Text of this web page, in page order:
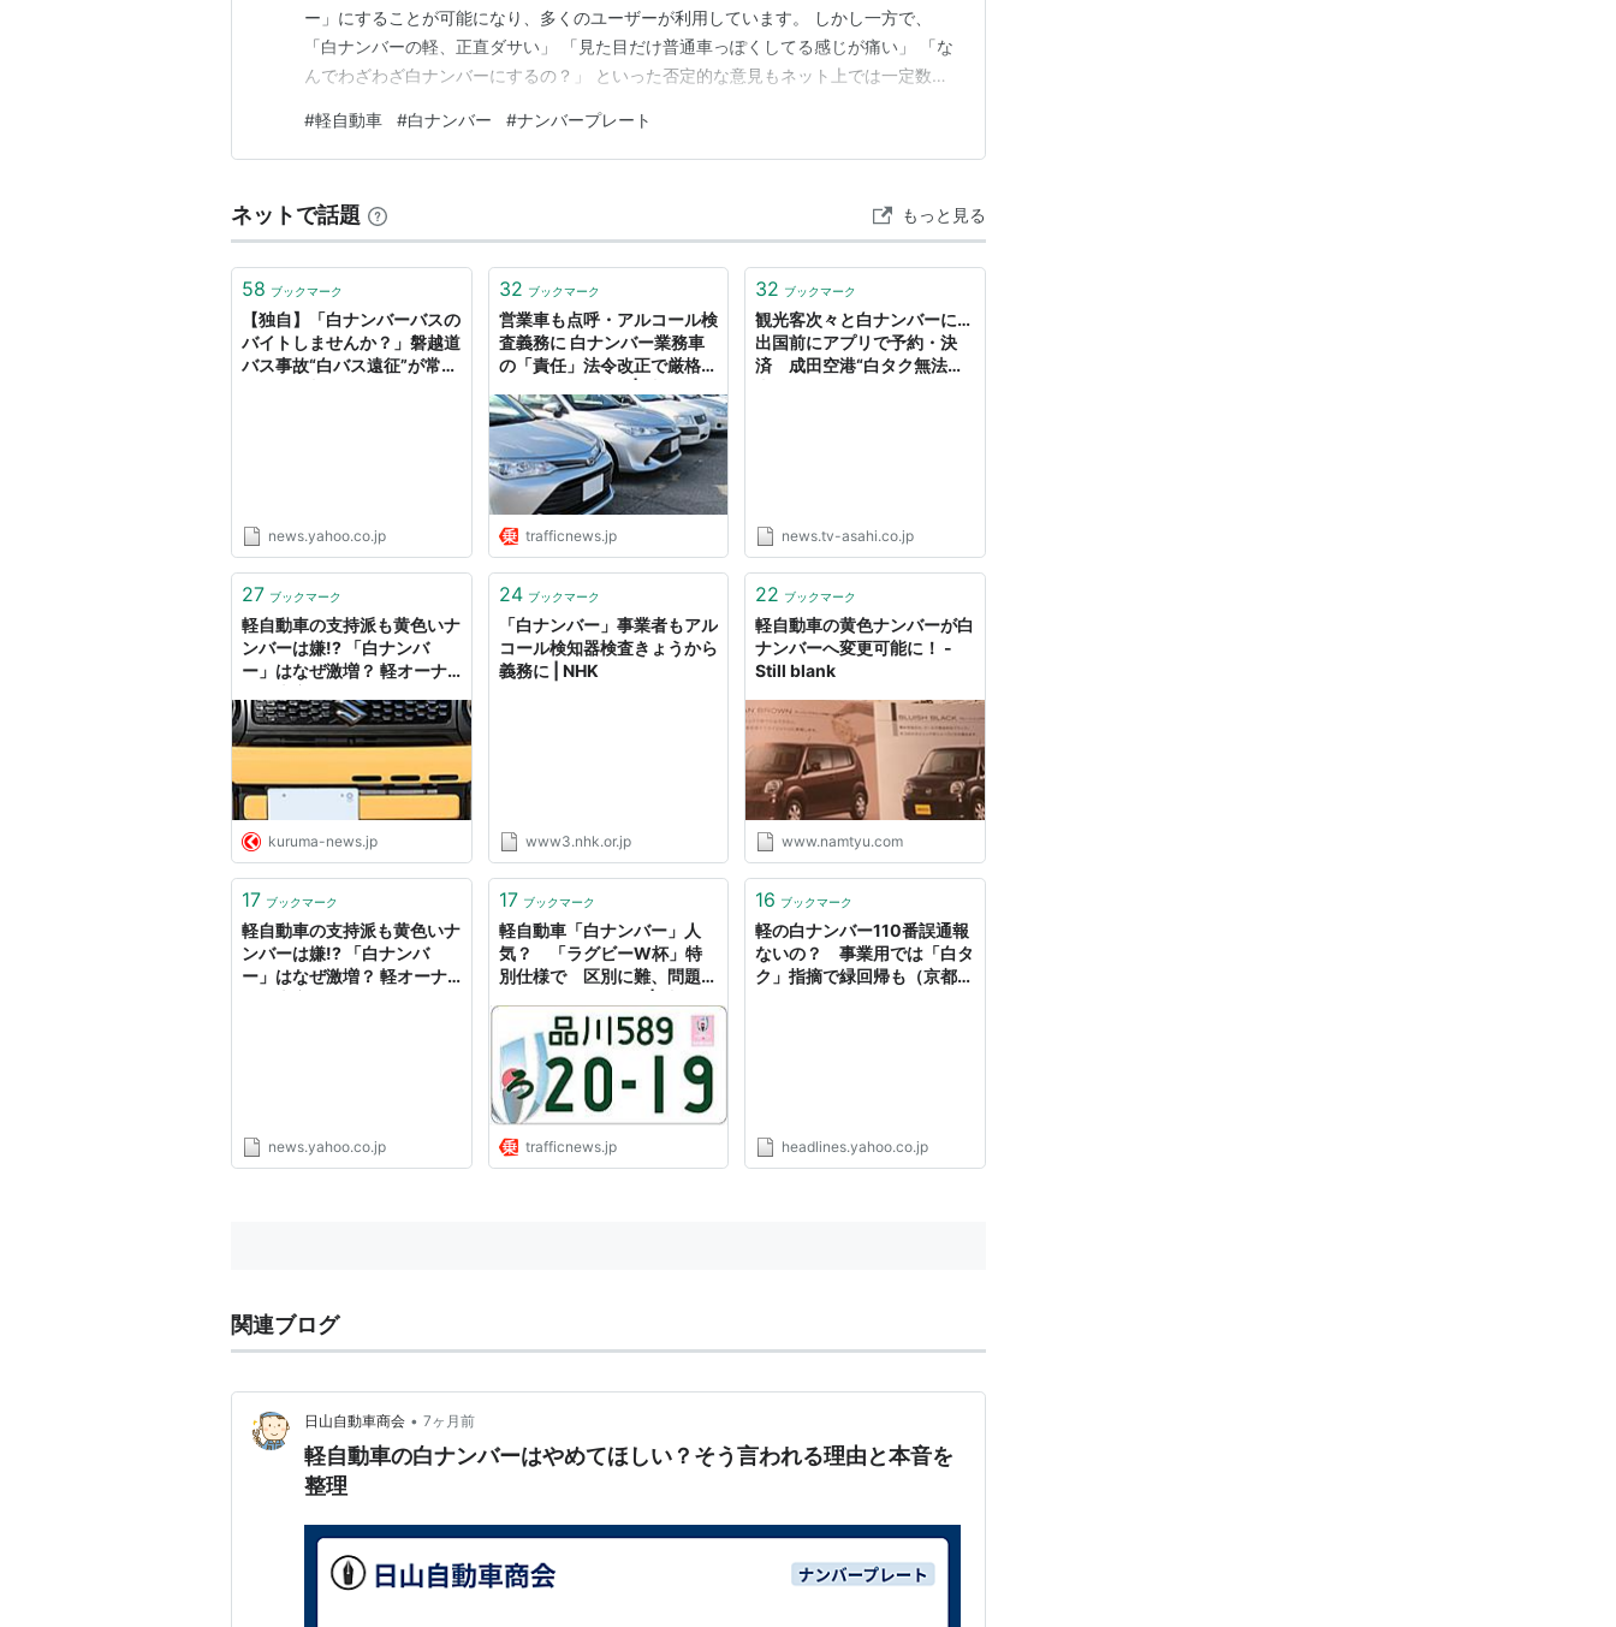
ー」にすることが可能になり、多くのユーザーが利用しています。 しかし一方で、
「白ナンバーの軽、正直ダサい」 「見た目だけ普通車っぽくしてる感じが痛い」 「な
んでわざわざ白ナンバーにするの？」 といった否定的な意見もネット上では一定数見
景、実際のところどうなのか？というリアルな評価と冷静な視点をわかりやすく解説し
ます。 軽自動車の白ナンバーが「ダサい」と言われる理由 …
#軽自動車 #白ナンバー #ナンバープレート
ネットで話題 もっと見る
58 ブックマーク
【独自】「白ナンバーバスの
バイトしませんか？」磐越道
バス事故“白バス遠征”が常態
news.yahoo.co.jp
32 ブックマーク
営業車も点呼・アルコール検
査義務に 白ナンバー業務車
の「責任」法令改正で厳格化
ニュース
trafficnews.jp
32 ブックマーク
観光客次々と白ナンバーに…
出国前にアプリで予約・決
済 成田空港“白タク無法地
news.tv-asahi.co.jp
27 ブックマーク
軽自動車の支持派も黄色いナ
ンバーは嫌!? 「白ナンバ
ー」はなぜ激増？ 軽オーナ
kuruma-news.jp
24 ブックマーク
「白ナンバー」事業者もアル
コール検知器検査きょうから
義務に | NHK
www3.nhk.or.jp
22 ブックマーク
軽自動車の黄色ナンバーが白
ナンバーへ変更可能に！ -
Still blank
www.namtyu.com
17 ブックマーク
軽自動車の支持派も黄色いナ
ンバーは嫌!? 「白ナンバ
ー」はなぜ激増？ 軽オーナ
news.yahoo.co.jp
17 ブックマーク
軽自動車「白ナンバー」人
気？ 「ラグビーW杯」特
別仕様で 区別に難、問題
のニュース
trafficnews.jp
16 ブックマーク
軽の白ナンバー110番誤通報
ないの？ 事業用では「白タ
ク」指摘で緑回帰も（京都新
headlines.yahoo.co.jp
関連ブログ
日山自動車商会 • 7ヶ月前
軽自動車の白ナンバーはやめてほしい？そう言われる理由と本音を
整理